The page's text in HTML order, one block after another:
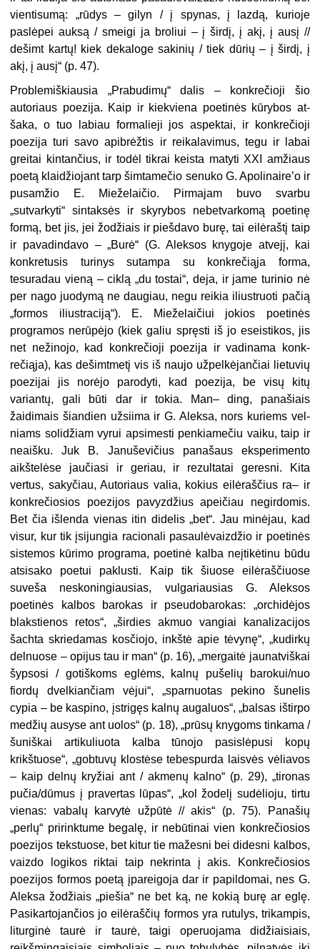
vientisumą: „rūdys – gilyn / į spy­nas, į lazdą, kurioje
paslėpei auksą / smeigi ja broliui – į širdį, į akį, į ausį //
dešimt kartų! kiek dekaloge sakinių / tiek dūrių – į širdį, į
akį, į ausį“ (p. 47).
Problemiškiausia „Prabudimų“ da­lis – konkrečioji šio
autoriaus poezija. Kaip ir kiekviena poetinės kūrybos at­
šaka, o tuo labiau formalieji jos aspek­tai, ir konkrečioji
poezija turi savo api­brėžtis ir reikalavimus, tegu ir labai
greitai kintančius, ir todėl tikrai keis­ta matyti XXI amžiaus
poetą klaidžio­jant tarp šimtamečio senuko G. Apolinaire’o ir
pusamžio E. Mieželaičio. Pirmajam buvo svarbu
„sutvarkyti“ sin­taksės ir skyrybos nebetvarkomą poe­tinę
formą, bet jis, jei žodžiais ir pieš­davo burę, tai eilėraštį taip
ir pavadin­davo – „Burė“ (G. Aleksos knygoje at­vejį, kai
konkretusis turinys sutampa su konkrečiąja forma,
tesuradau vieną – ciklą „du tostai“, deja, ir jame turinio nė
per nago juodymą ne daugiau, negu reikia iliustruoti pačią
„formos iliust­raciją“). E. Mieželaičiui jokios poetinės
programos nerūpėjo (kiek galiu spręsti iš jo eseistikos, jis
net nežinojo, kad konkrečioji poezija ir vadinama konk­
rečiąja), kas dešimtmetį vis iš naujo užpelkėjančiai lietuvių
poezijai jis no­rėjo parodyti, kad poezija, be visų kitų
variantų, gali būti dar ir tokia. Man– ding, panašiais
žaidimais šiandien už­siima ir G. Aleksa, nors kuriems vel­
niams solidžiam vyrui apsimesti pen­kiamečiu vaiku, taip ir
neaišku. Juk B. Januševičius panašaus eksperimen­to
aikštelėse jaučiasi ir geriau, ir re­zultatai geresni. Kita
vertus, sakyčiau, Autoriaus valia, kokius eilėraščius ra– ir
konkrečiosios poezijos pa­vyzdžius apeičiau negirdomis.
Bet čia išlenda vienas itin didelis „bet“. Jau minėjau, kad
visur, kur tik įsijungia racionali pasaulėvaizdžio ir poetinės
sistemos kūrimo programa, poetinė kalba neįtikėtinu būdu
atsisako poetui paklusti. Kaip tik šiuose eilėraščiuose
suveša neskoningiausias, vulgariau­sias G. Aleksos
poetinės kalbos baro­kas ir pseudobarokas: „orchidėjos
blaks­tienos retos“, „širdies akmuo vangiai kanalizacijos
šachta skriedamas kosčiojo, inkštė apie tėvynę“, „kudirkų
del­nuose – opijus tau ir man“ (p. 16), „mer­gaitė jaunatviškai
šypsosi / gotiškoms eglėms, kalnų pušelių barokui/nuo
fiordų dvelkiančiam vėjui“, „sparnuo­tas pekino šunelis
cypia – be kaspino, įstrigęs kalnų augaluos“, „balsas iš­tirpo
medžių ausyse ant uolos“ (p. 18), „prūsų knygoms tinkama /
šuniškai ar­tikuliuota kalba tūnojo pasislėpusi ko­pų
krikštuose“, „gobtuvų klostėse te­bespurda laisvės vėliavos
– kaip delnų kryžiai ant / akmenų kalno“ (p. 29), „ti­ronas
pučia/dūmus į pravertas lū­pas“, „kol žodelį sudėlioju, tirtu
vienas: vabalų karvytė užpūtė // akis“ (p. 75). Panašių
„perlų“ pririnktume begalę, ir nebūtinai vien konkrečiosios
poezijos tekstuose, bet kitur tie mažesni bei di­desni kalbos,
vaizdo logikos riktai taip nekrinta į akis. Konkrečiosios
poezijos formos poetą įpareigoja dar ir papildo­mai, nes G.
Aleksa žodžiais „piešia“ ne bet ką, ne kokią burę ar eglę.
Pasikar­tojančios jo eilėraščių formos yra rutu­lys, trikampis,
liturginė taurė ir taurė, taigi operuojama didžiaisiais,